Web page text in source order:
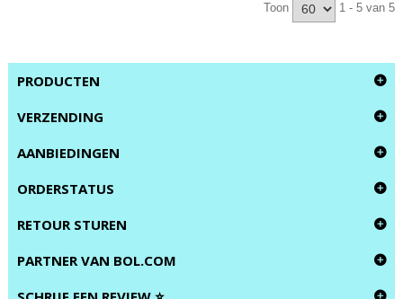
Toon 1 - 5 van 5
PRODUCTEN
VERZENDING
AANBIEDINGEN
ORDERSTATUS
RETOUR STUREN
PARTNER VAN BOL.COM